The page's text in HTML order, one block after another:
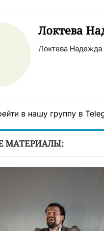
Локтева
Локтева Надежда
в нашу группу в
МАТЕРИАЛЫ: